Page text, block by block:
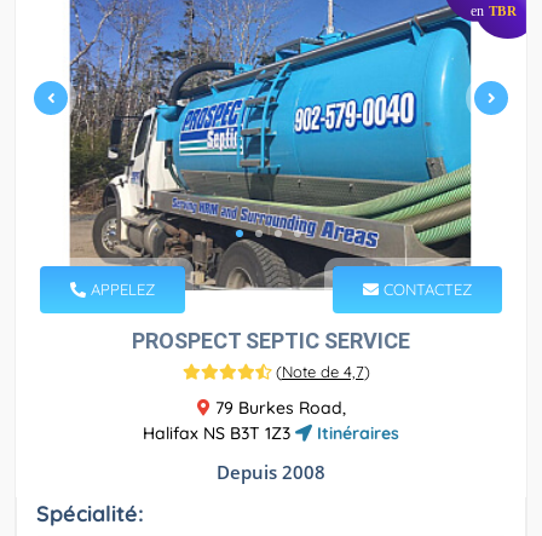
en TBR
APPELEZ CONTACTEZ
PROSPECT SEPTIC SERVICE
(Note de 4,7)
79 Burkes Road,
Halifax NS B3T 1Z3
Itinéraires
Depuis 2008
Spécialité: